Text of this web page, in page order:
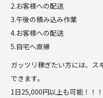
2.お客様への配送
3.午後の積み込み作業
4.お客様への配送
5.自宅へ直帰
ガッツリ稼ぎたい方には、ス
できます。
1日25,000円以上も可能！！！